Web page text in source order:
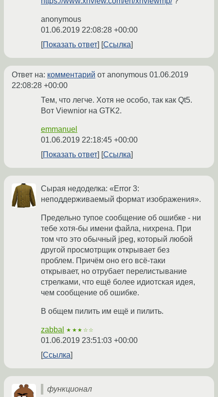
anonymous
01.06.2019 22:08:28 +00:00
Показать ответ
Ссылка
Ответ на: комментарий от anonymous 01.06.2019
22:08:28 +00:00
Тем, что легче. Хотя не особо, так как Qt5.
Вот Viewnior на GTK2.
emmanuel
01.06.2019 22:18:45 +00:00
Показать ответ
Ссылка
Сырая недоделка: «Error 3:
неподдерживаемый формат изображения».
Предельно тупое сообщение об ошибке - ни
тебе хотя-бы имени файла, нихрена. При
том что это обычный jpeg, который любой
другой просмотрщик открывает без
проблем. Причём оно его всё-таки
открывает, но отрубает перелистывание
стрелками, что ещё более идиотская идея,
чем сообщение об ошибке.
В общем пилить им ещё и пилить.
zabbal ★★★☆☆
01.06.2019 23:51:03 +00:00
Ссылка
функционал